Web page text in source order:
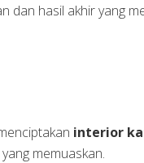
dan hasil akhir yang
interior
memuaskan.